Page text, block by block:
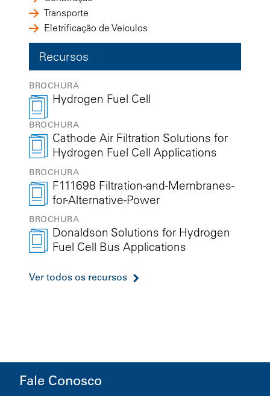
Transporte
Eletrificação de Veículos
Recursos
BROCHURA
Hydrogen Fuel Cell
BROCHURA
Cathode Air Filtration Solutions for
Hydrogen Fuel Cell Applications
BROCHURA
F111698 Filtration-and-Membranes-
for-Alternative-Power
BROCHURA
Donaldson Solutions for Hydrogen
Fuel Cell Bus Applications
Ver todos os recursos
Fale Conosco